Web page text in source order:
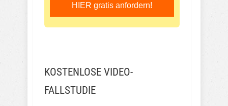
HIER gratis anfordern!
KOSTENLOSE VIDEO-
FALLSTUDIE